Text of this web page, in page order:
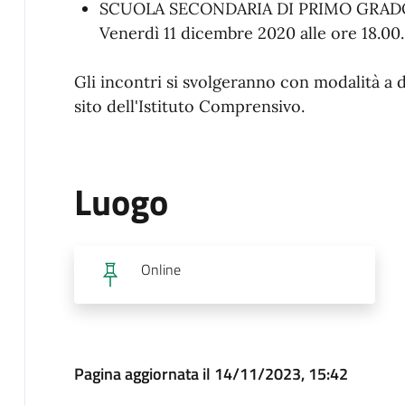
SCUOLA SECONDARIA DI PRIMO
Venerdì 11 dicembre 2020 alle ore 18.00.
Gli incontri si svolgeranno con modalità a
sito dell'Istituto Comprensivo.
Luogo
Online
Pagina aggiornata il 14/11/2023, 15:42